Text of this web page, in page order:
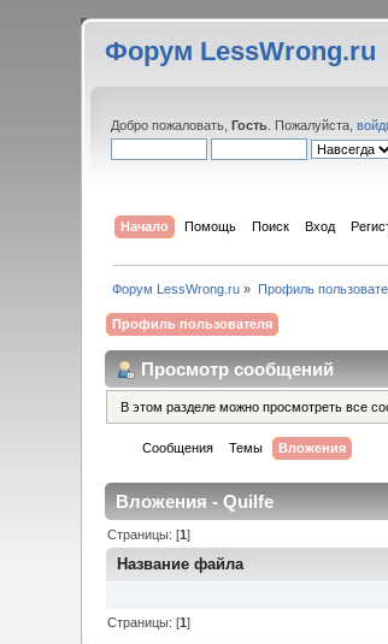
Форум LessWrong.ru
Добро пожаловать,Гость . Пожалуйста,
Начало Помощь Поиск Вход
Форум LessWrong.ru » Профиль
Профиль пользователя
Просмотр сообщений
В этом разделе можно просмотреть все
Сообщения Темы Вложения
Вложения - Quilfe
Страницы: [1]
Название файла
Страницы: [1]